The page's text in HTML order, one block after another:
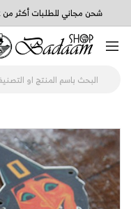
شحن مجاني للطلبات أكثر من 402 ريال - لا يشمل تابي وتمارا تطبق الشروط